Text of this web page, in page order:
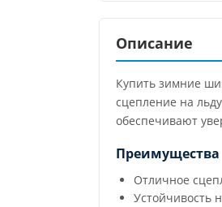
Описание
Купить зимние
сцепление на
обеспечивают
Преимущества
Отличное
Устойчивость